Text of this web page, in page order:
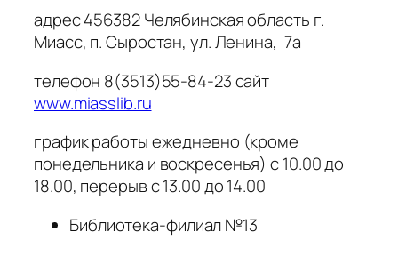
адрес 456382 Челябинская область г.
Миасс, п. Сыростан, ул. Ленина, 7а
телефон 8(3513)55-84-23 сайт
www.miasslib.ru
график работы ежедневно (кроме
понедельника и воскресенья) с 10.00 до
18.00, перерыв с 13.00 до 14.00
Библиотека-филиал №13